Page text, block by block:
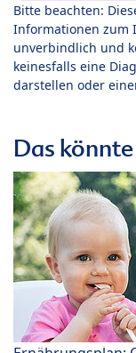
Bitte beachten:
Informationen zum
unverbindlich und
keinesfalls eine
darstellen oder
Das